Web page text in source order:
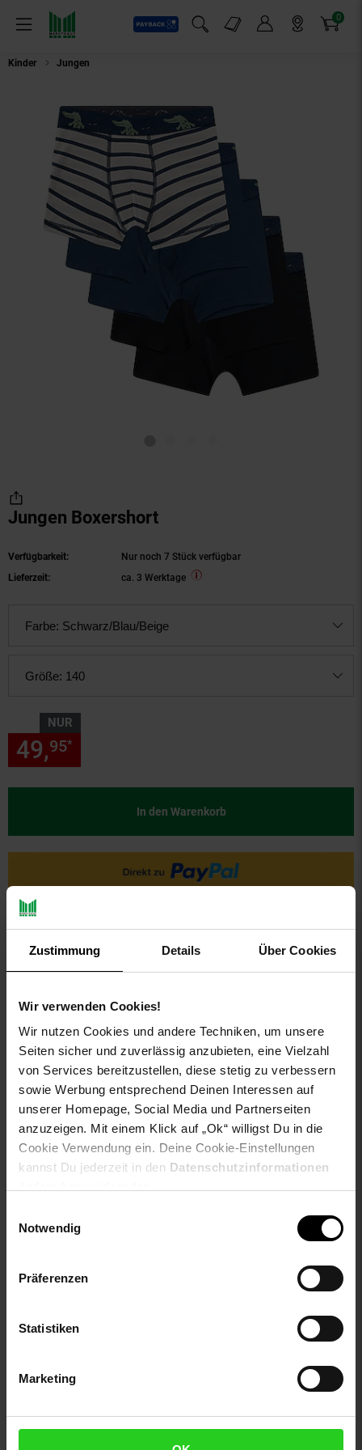
Zustimmung Details Über Cookies
Wir verwenden Cookies!
Wir nutzen Cookies und andere Techniken, um unsere
Seiten sicher und zuverlässig anzubieten, eine Vielzahl
von Services bereitzustellen, diese stetig zu verbessern
sowie Werbung entsprechend Deinen Interessen auf
unserer Homepage, Social Media und Partnerseiten
anzuzeigen. Mit einem Klick auf „Ok“ willigst Du in die
Cookie Verwendung ein. Deine Cookie-Einstellungen
kannst Du jederzeit in den Datenschutzinformationen
Notwendig
Präferenzen
Statistiken
Marketing
Menü
Payback
Suchfeld einblenden
Markt-Angebote 0
Artikel
Kinder Jungen
Jungen Boxershort
Verfügbarkeit:
Nur noch 7 Stück verfügbar
Lieferzeit:
ca. 3 Werktage
Farbe: Schwarz/Blau/Beige
Größe: 140
NUR
49,95*
In den Warenkorb
PAYBACK
Payback Punkte Basis°Punkte:
Produktbeschreibung
Kids Shorts mit Motiv-Bund aus angenehmer Stretch
Gewählte Variante:
var_Größe: 140
EAN: 4066101585347